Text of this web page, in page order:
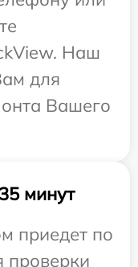
Наш
для
Вашего
минут
приедет по
проверки